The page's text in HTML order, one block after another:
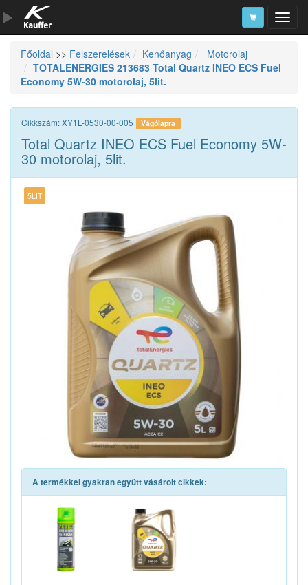
Szerszámkatalógus
Kosár
Alkatrészek
Főoldal >> Felszerelések Kenőanyag
Motorolaj
TOTALENERGIES 213683 Total Quartz INEO ECS Fuel
Economy 5W-30 motorolaj, 5lit.
Cikkszám: XY1L-0530-00-005 Vágólapra
Total Quartz INEO ECS Fuel Economy 5W-
30 motorolaj, 5lit.
5LIT
A termékkel gyakran együtt vásárolt cikkek: